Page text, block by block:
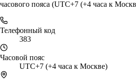
часового пояса (UTC+7 (+4 часа к
Телефонный код
383
Часовой пояс
UTC+7 (+4 часа к Москве)